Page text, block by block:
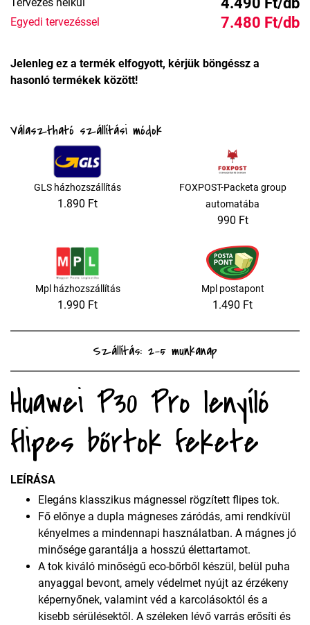
Egyedi tervezéssel 7.480 Ft/db
Jelenleg ez a termék elfogyott, kérjük böngéssz a
hasonló termékek között!
Választható szállítási módok
GLS házhozszállítás
1.890 Ft
FOXPOST-Packeta group
automatába
990 Ft
Mpl házhozszállítás
1.990 Ft
Mpl postapont
1.490 Ft
Szállítás: 2-5 munkanap
Huawei P30 Pro lenyíló
flipes bőrtok fekete
LEÍRÁSA
Elegáns klasszikus mágnessel rögzített flipes tok.
Fő előnye a dupla mágneses záródás, ami rendkívül
kényelmes a mindennapi használatban. A mágnes jó
minősége garantálja a hosszú élettartamot.
A tok kiváló minőségű eco-bőrből készül, belül puha
anyaggal bevont, amely védelmet nyújt az érzékeny
képernyőnek, valamint véd a karcolásoktól és a
kisebb sérülésektől. A széleken lévő varrás erősíti és